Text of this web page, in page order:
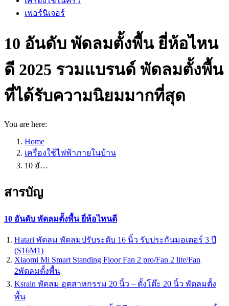
เฟอร์นิเจอร์
10 อันดับ พัดลมตั้งพื้น ยี่ห้อไหน
ดี 2025 รวมแบรนด์ พัดลมตั้งพื้น
ที่ได้รับความนิยมมากที่สุด
You are here:
Home
เครื่องใช้ไฟฟ้าภายในบ้าน
10 อั…
สารบัญ
10 อันดับ พัดลมตั้งพื้น ยี่ห้อไหนดี
Hatari พัดลม พัดลมปรับระดับ 16 นิ้ว รับประกันมอเตอร์ 3 ปี
(S16M1)
Xiaomi Mi Smart Standing Floor Fan 2 pro/Fan 2 lite/Fan
2พัดลมตั้งพื้น
Ksrain พัดลม อุตสาหกรรม 20 นิ้ว – ตั้งโต๊ะ 20 นิ้ว พัดลมตั้ง
พื้น